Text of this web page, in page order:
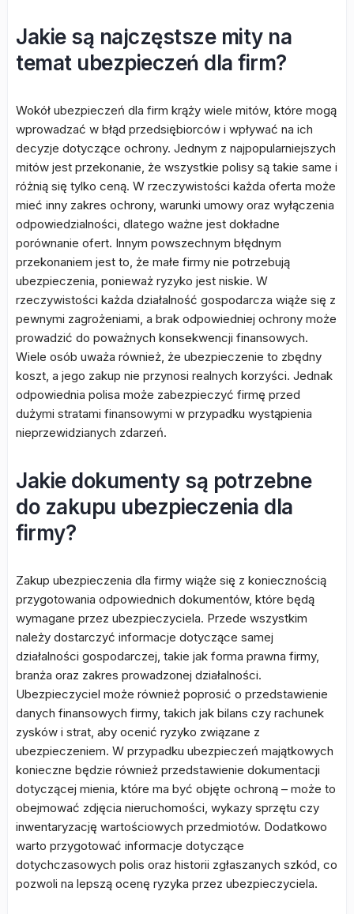
Jakie są najczęstsze mity na
temat ubezpieczeń dla firm?
Wokół ubezpieczeń dla firm krąży wiele mitów, które mogą
wprowadzać w błąd przedsiębiorców i wpływać na ich
decyzje dotyczące ochrony. Jednym z najpopularniejszych
mitów jest przekonanie, że wszystkie polisy są takie same i
różnią się tylko ceną. W rzeczywistości każda oferta może
mieć inny zakres ochrony, warunki umowy oraz wyłączenia
odpowiedzialności, dlatego ważne jest dokładne
porównanie ofert. Innym powszechnym błędnym
przekonaniem jest to, że małe firmy nie potrzebują
ubezpieczenia, ponieważ ryzyko jest niskie. W
rzeczywistości każda działalność gospodarcza wiąże się z
pewnymi zagrożeniami, a brak odpowiedniej ochrony może
prowadzić do poważnych konsekwencji finansowych.
Wiele osób uważa również, że ubezpieczenie to zbędny
koszt, a jego zakup nie przynosi realnych korzyści. Jednak
odpowiednia polisa może zabezpieczyć firmę przed
dużymi stratami finansowymi w przypadku wystąpienia
nieprzewidzianych zdarzeń.
Jakie dokumenty są potrzebne
do zakupu ubezpieczenia dla
firmy?
Zakup ubezpieczenia dla firmy wiąże się z koniecznością
przygotowania odpowiednich dokumentów, które będą
wymagane przez ubezpieczyciela. Przede wszystkim
należy dostarczyć informacje dotyczące samej
działalności gospodarczej, takie jak forma prawna firmy,
branża oraz zakres prowadzonej działalności.
Ubezpieczyciel może również poprosić o przedstawienie
danych finansowych firmy, takich jak bilans czy rachunek
zysków i strat, aby ocenić ryzyko związane z
ubezpieczeniem. W przypadku ubezpieczeń majątkowych
konieczne będzie również przedstawienie dokumentacji
dotyczącej mienia, które ma być objęte ochroną – może to
obejmować zdjęcia nieruchomości, wykazy sprzętu czy
inwentaryzację wartościowych przedmiotów. Dodatkowo
warto przygotować informacje dotyczące
dotychczasowych polis oraz historii zgłaszanych szkód, co
pozwoli na lepszą ocenę ryzyka przez ubezpieczyciela.